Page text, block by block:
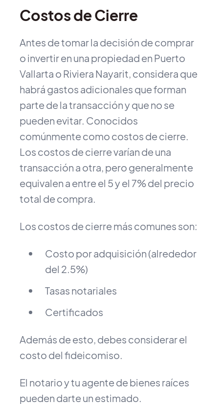
Costos de Cierre
Antes de tomar la decisión de comprar
o invertir en una propiedad en Puerto
Vallarta o Riviera Nayarit, considera que
habrá gastos adicionales que forman
parte de la transacción y que no se
pueden evitar. Conocidos
comúnmente como costos de cierre.
Los costos de cierre varían de una
transacción a otra, pero generalmente
equivalen a entre el 5 y el 7% del precio
total de compra.
Los costos de cierre más comunes son:
Costo por adquisición (alrededor
del 2.5%)
Tasas notariales
Certificados
Además de esto, debes considerar el
costo del fideicomiso.
El notario y tu agente de bienes raíces
pueden darte un estimado.